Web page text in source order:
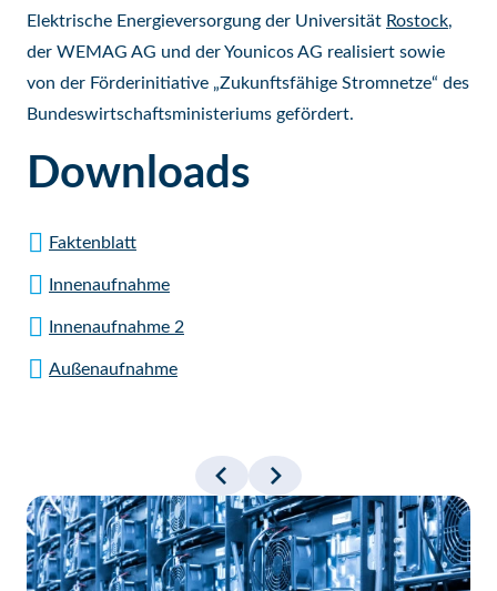
Elektrische Energieversorgung der Universität Rostock,
der WEMAG AG und der Younicos AG realisiert sowie
von der Förderinitiative „Zukunftsfähige Stromnetze“ des
Bundeswirtschaftsministeriums gefördert.
Downloads
Faktenblatt
Innenaufnahme
Innenaufnahme 2
Außenaufnahme